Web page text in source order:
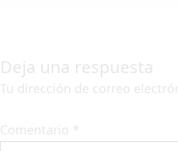
Deja una respuesta
Tu dirección de correo
Comentario *